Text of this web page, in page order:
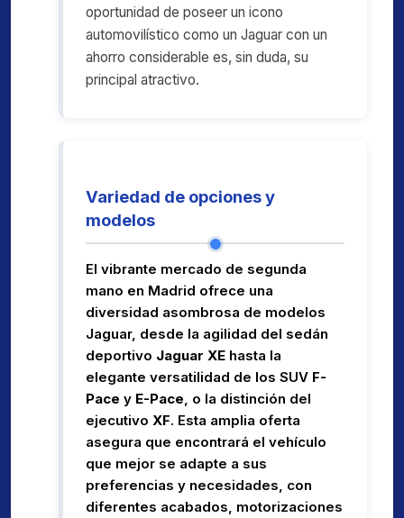
oportunidad de poseer un icono
automovilístico como un Jaguar con un
ahorro considerable es, sin duda, su
principal atractivo.
Variedad de opciones y
modelos
El vibrante mercado de segunda
mano en Madrid ofrece una
diversidad asombrosa de modelos
Jaguar, desde la agilidad del sedán
deportivo Jaguar XE hasta la
elegante versatilidad de los SUV F-
Pace y E-Pace, o la distinción del
ejecutivoXF. Esta amplia oferta
asegura que encontrará el vehículo
que mejor se adapte a sus
preferencias y necesidades, con
diferentes acabados, motorizaciones